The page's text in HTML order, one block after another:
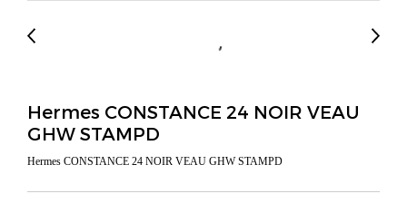
Hermes CONSTANCE 24 NOIR VEAU
GHW STAMPD
Hermes CONSTANCE 24 NOIR VEAU GHW STAMPD